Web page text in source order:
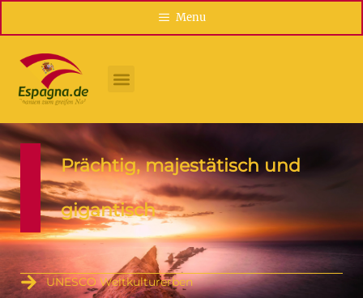
Menu
Prächtig, majestätisch und
gigantisch
UNESCO Weltkulturerben